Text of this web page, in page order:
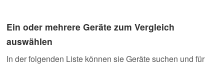
Ein oder mehrere Geräte zum Vergleich
auswählen
In der folgenden Liste können sie Geräte suchen und für